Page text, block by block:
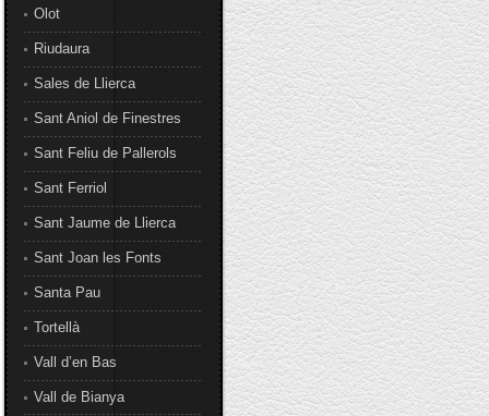
Olot
Riudaura
Sales de Llierca
Sant Aniol de Finestres
Sant Feliu de Pallerols
Sant Ferriol
Sant Jaume de Llierca
Sant Joan les Fonts
Santa Pau
Tortellà
Vall d’en Bas
Vall de Bianya